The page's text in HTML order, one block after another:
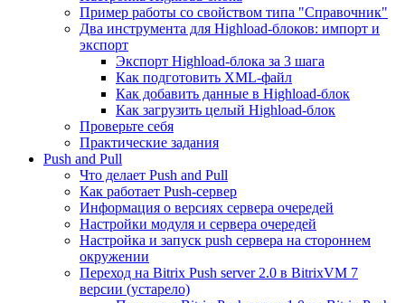
Пример работы со свойством типа "Справочник"
Два инструмента для Highload-блоков: импорт и
экспорт
Экспорт Highload-блока за 3 шага
Как подготовить XML-файл
Как добавить данные в Highload-блок
Как загрузить целый Highload-блок
Проверьте себя
Практические задания
Push and Pull
Что делает Push and Pull
Как работает Push-сервер
Информация о версиях сервера очередей
Настройки модуля и сервера очередей
Настройка и запуск push сервера на стороннем
окружении
Переход на Bitrix Push server 2.0 в BitrixVM 7
версии (устарело)